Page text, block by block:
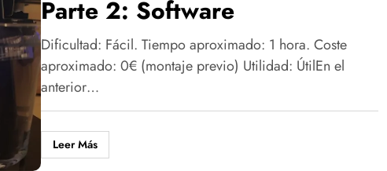
Parte 2: Software
Dificultad: Fácil. Tiempo aproximado: 1 hora. Coste
aproximado: 0€ (montaje previo) Utilidad: ÚtilEn el
anterior…
Leer Más